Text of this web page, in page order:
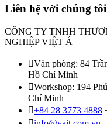
Liên hệ với chúng tôi
CÔNG TY TNHH
NGHIỆP VIỆT Á
Văn phòng: 84
Hồ Chí Minh
Workshop: 194
Chí Minh
+84 28 3773 4888